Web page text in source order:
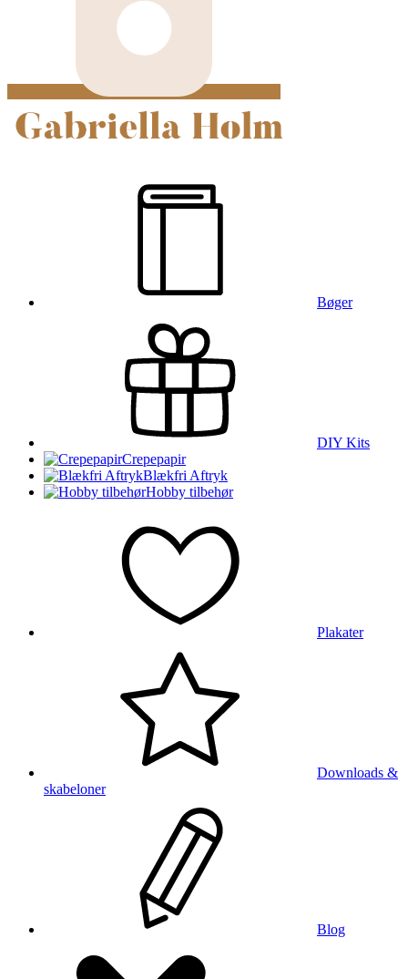
Bøger
DIY Kits
Crepepapir
Blækfri Aftryk
Hobby tilbehør
Plakater
Downloads &
skabeloner
Blog